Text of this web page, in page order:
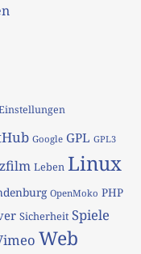
Google GPL GPL3
Leben Linux
OpenMoko PHP
Sicherheit Spiele
Web